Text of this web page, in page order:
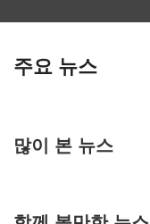
주요 뉴스
많이 본 뉴스